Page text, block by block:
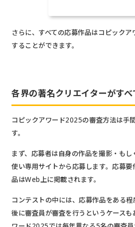
さらに、すべての応募作品はコピック
することができます。
各界の著名クリエイターがす
コピックアワード2025の審査方法は手
す。
まず、応募者は自身の作品を撮影・も
使い専用サイトから応募します。応募要
品はWeb上に掲載されます。
コンテストの中には、応募作品をある
後に審査員が審査を行うというケース